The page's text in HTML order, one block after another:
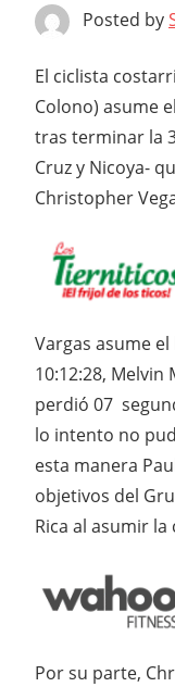
Posted by
El ciclista
Colono) asume
tras terminar la
Cruz y Nicoya-
Christopher
Vargas asume
10:12:28,
perdió 07
lo intento no
esta manera
objetivos del
Rica al asumir
Por su parte,